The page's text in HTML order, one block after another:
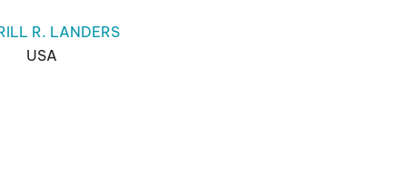
R. LANDERS
USA